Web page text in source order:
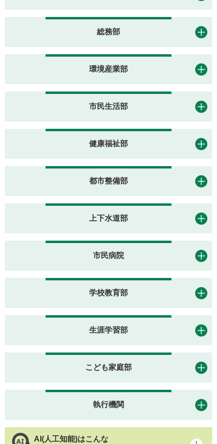
総務部
環境産業部
市民生活部
健康福祉部
都市整備部
上下水道部
市民病院
学校教育部
生涯学習部
こども家庭部
執行機関
AI(人工知能)はこんな